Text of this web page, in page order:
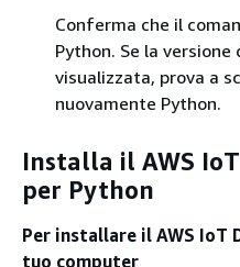
Conferma che il
Python. Se la versione
visualizzata, prova a
nuovamente Python.
Installa il AWS
per Python
Per installare il AWS IoT
tuo computer